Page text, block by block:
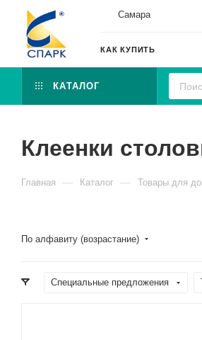
Самара
КАК КУПИТЬ
КАТАЛОГ
Клеенки
Главная — Каталог — Товары для
По алфавиту (возрастание)
Специальные предложения